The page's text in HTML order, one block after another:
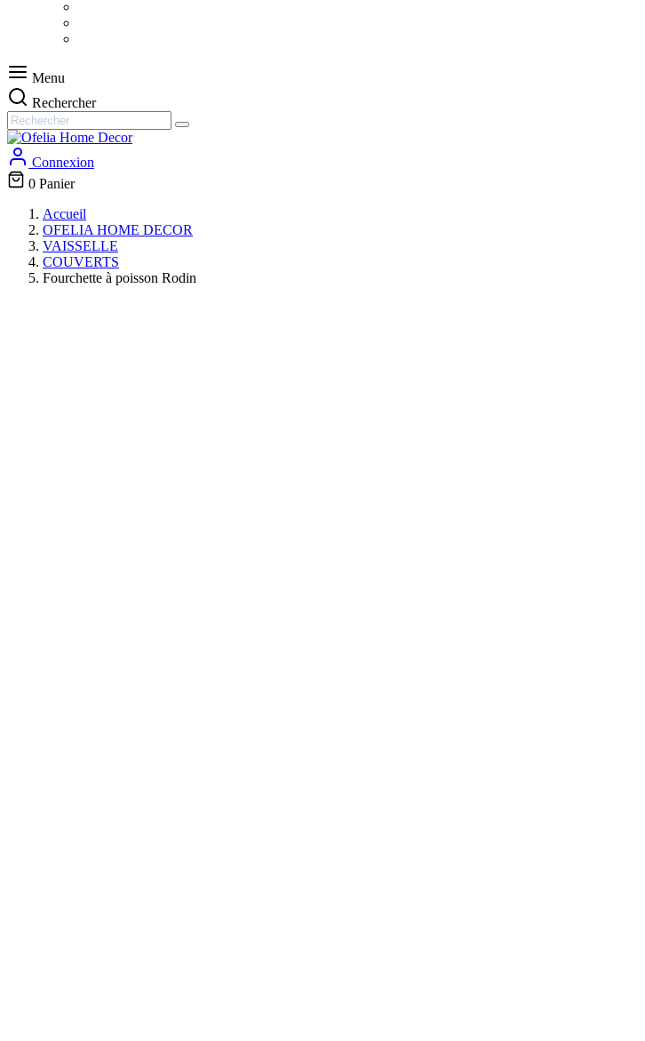
Menu
Rechercher
Connexion
0 Panier
Accueil
OFELIA HOME DECOR
VAISSELLE
COUVERTS
Fourchette à poisson Rodin